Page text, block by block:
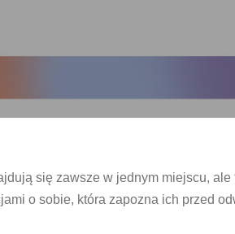
się zawsze w jednym miejscu,
o sobie, która zapozna ich przed